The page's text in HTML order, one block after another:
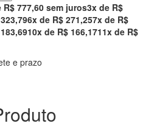
R$ 777,60 sem juros3x de R$
6x de R$ 271,257x de R$
10x de R$ 166,1711x de R$
e prazo